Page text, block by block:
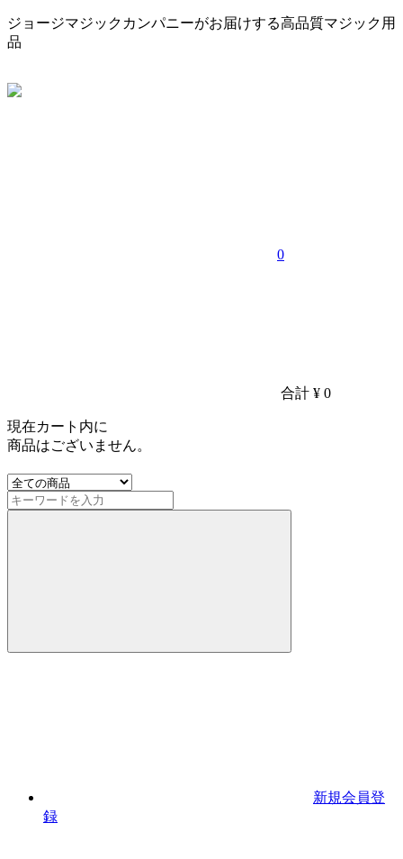
ジョージマジックカンパニーがお届けする高品質マジック用
品
0
合計 ¥ 0
現在カート内に
商品はございません。
新規会員登
録